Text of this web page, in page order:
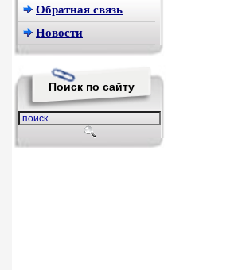
Обратная связь
Новости
Поиск по сайту